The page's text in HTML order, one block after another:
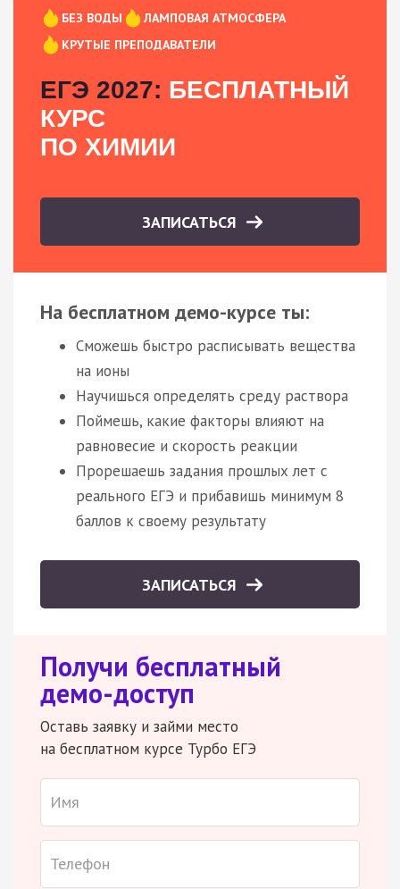
БЕЗ ВОДЫ
ЛАМПОВАЯ АТМОСФЕРА
КРУТЫЕ ПРЕПОДАВАТЕЛИ
ЕГЭ 2027: БЕСПЛАТНЫЙ
КУРС
ПО ХИМИИ
ЗАПИСАТЬСЯ
На бесплатном демо-курсе ты:
Сможешь быстро расписывать вещества
на ионы
Научишься определять среду раствора
Поймешь, какие факторы влияют на
равновесие и скорость реакции
Прорешаешь задания прошлых лет с
реального ЕГЭ и прибавишь минимум 8
баллов к своему результату
ЗАПИСАТЬСЯ
Получи бесплатный
демо-доступ
Оставь заявку и займи место
на бесплатном курсе Турбо ЕГЭ